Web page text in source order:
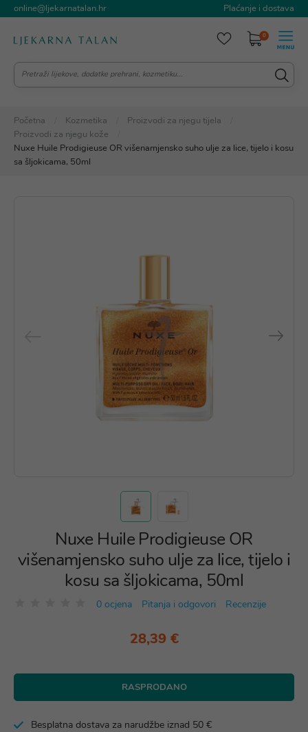
online@ljekarnatalan.hr Plaćanje i dostava
0
Početna Kozmetika
Proizvodi za njegu tijela
Proizvodi za njegu kože
Nuxe Huile Prodigieuse OR višenamjensko suho ulje za lice, tijelo i kosu
sa šljokicama, 50ml
Nuxe Huile Prodigieuse OR
višenamjensko suho ulje za lice, tijelo i
kosu sa šljokicama, 50ml
0 ocjena Pitanja i odgovori Recenzije
28,39 €
RASPRODANO
Besplatna dostava za narudžbe iznad 50 €